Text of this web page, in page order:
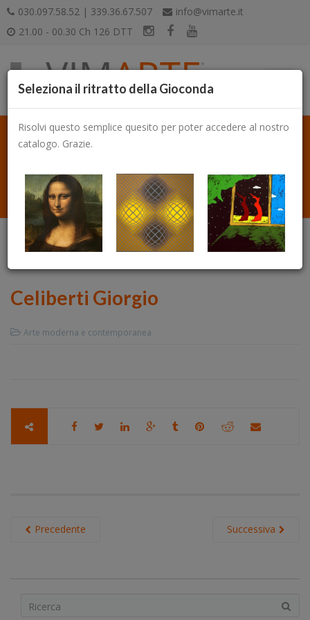
030.097.58.52 | 339.36.67.507
info@vimarte.it
21.00 - 00.30 Ch 126 DTT
Celiberti Giorgio
Arte moderna e contemporanea
Successiva
Precedente
Seleziona il ritratto della Gioconda
Risolvi questo semplice quesito per poter accedere al nostro
catalogo. Grazie.